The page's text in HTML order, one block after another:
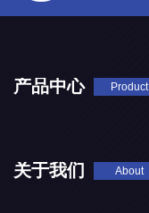
产品中心 Product
关于我们 About